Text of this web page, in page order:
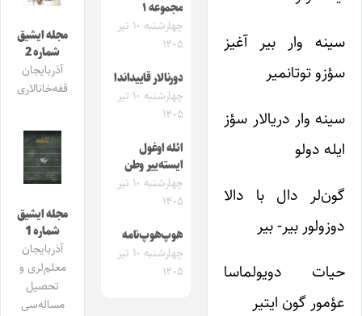
سینه وار بیر آغیز
سؤزو تو‌تانمیر
سینه وار دریالار سؤز
ایله دولو
گون‌لر دال با دالا
دوزولور بیر- بیر
حیات دویولما‌سا
عؤمور گون ایتیر
مجموعه ۱
چهارشنبه ۱۰ تیر
۱۴۰۵
دورنالار قاییداندا
چهارشنبه ۱۰ تیر
۱۴۰۵
ائله اوغول
ایسته‌ییر وطن
چهارشنبه ۱۰ تیر
۱۴۰۵
هوپ‌هوپ‌نامه
چهارشنبه ۱۰ تیر
۱۴۰۵
مجله ایشیق
شماره 2
آذربایجان
قفه‌خانالاری
مجله ایشیق
شماره 1
آذربایجان
معلم‌لری و
تحصیل
مساله‌سی